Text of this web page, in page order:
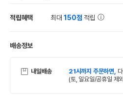
적립혜택 최대150점 적립
배송정보
내일배송 21시까지 주문하면,
(토, 일요일/공휴일 제